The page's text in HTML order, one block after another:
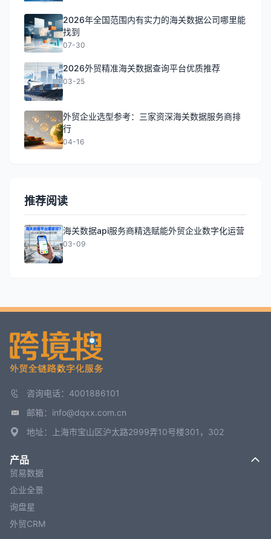
2026年全国范围内有实力的海关数据公司哪里能
找到
07-30
2026外贸精准海关数据查询平台优质推荐
03-25
外贸企业选型参考：三家资深海关数据服务商排
行
04-16
推荐阅读
海关数据api服务商精选赋能外贸企业数字化运营
03-09
咨询电话：4001886101
邮箱：info@dqxx.com.cn
地址：上海市宝山区沪太路2999弄10号楼301，302
产品
贸易数据
企业全景
询盘星
外贸CRM